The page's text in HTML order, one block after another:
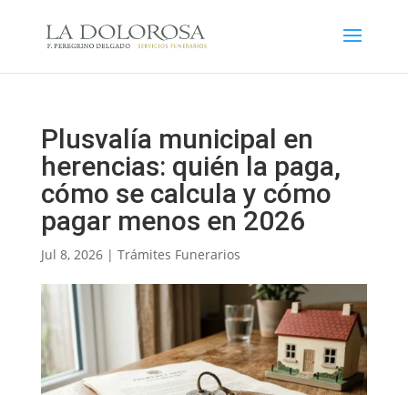
Plusvalía municipal en
herencias: quién la paga,
cómo se calcula y cómo
pagar menos en 2026
Jul 8, 2026| Trámites Funerarios